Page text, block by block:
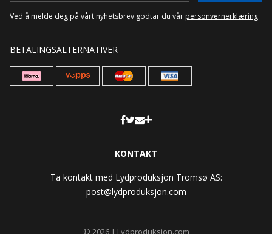
Ved å melde deg på vårt nyhetsbrev godtar du vår personvernerklæring
BETALINGSALTERNATIVER
KONTAKT
Ta kontakt med Lydproduksjon Tromsø AS:
post@lydproduksjon.com
© 2026 | Lydproduksjon.com